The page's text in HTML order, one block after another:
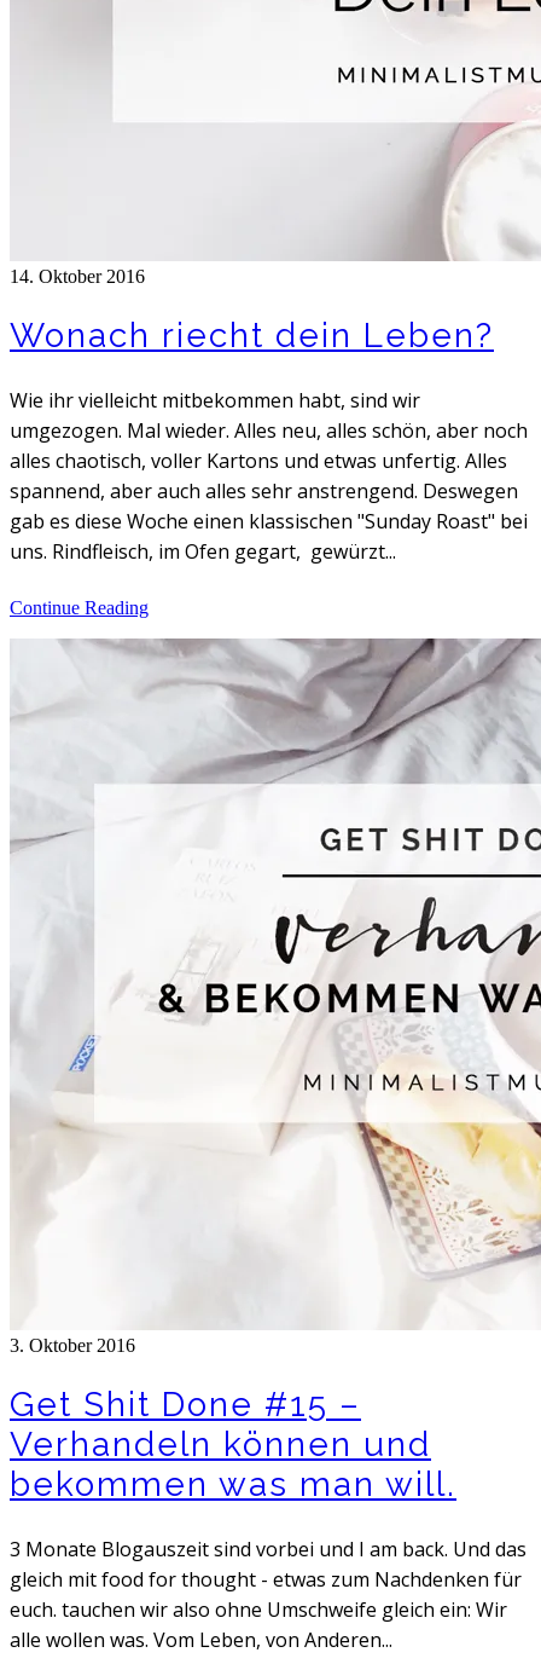
14. Oktober 2016
Wonach riecht dein Leben?
Wie ihr vielleicht mitbekommen habt, sind wir
umgezogen. Mal wieder. Alles neu, alles schön, aber noch
alles chaotisch, voller Kartons und etwas unfertig. Alles
spannend, aber auch alles sehr anstrengend. Deswegen
gab es diese Woche einen klassischen "Sunday Roast" bei
uns. Rindfleisch, im Ofen gegart, gewürzt...
Continue Reading
3. Oktober 2016
Get Shit Done #15 –
Verhandeln können und
bekommen was man will.
3 Monate Blogauszeit sind vorbei und I am back. Und das
gleich mit food for thought - etwas zum Nachdenken für
euch. tauchen wir also ohne Umschweife gleich ein: Wir
alle wollen was. Vom Leben, von Anderen...